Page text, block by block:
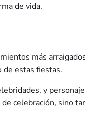
de vida.
más
de estas fiestas.
y
celebración, sino